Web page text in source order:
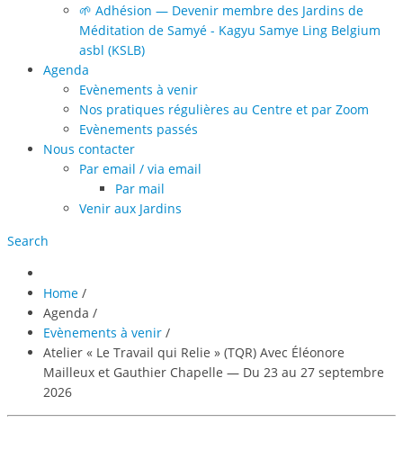
🌱 Adhésion — Devenir membre des Jardins de
Méditation de Samyé - Kagyu Samye Ling Belgium
asbl (KSLB)
Agenda
Evènements à venir
Nos pratiques régulières au Centre et par Zoom
Evènements passés
Nous contacter
Par email / via email
Par mail
Venir aux Jardins
Search
Home /
Agenda /
Evènements à venir /
Atelier « Le Travail qui Relie » (TQR) Avec Éléonore
Mailleux et Gauthier Chapelle — Du 23 au 27 septembre
2026